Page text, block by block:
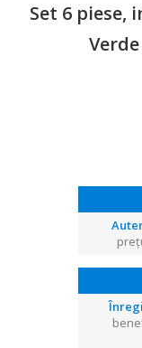
Set 6 piese,